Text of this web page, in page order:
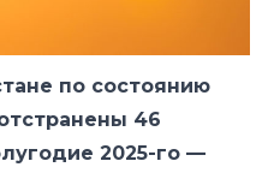
по состоянию
46
2025-го —